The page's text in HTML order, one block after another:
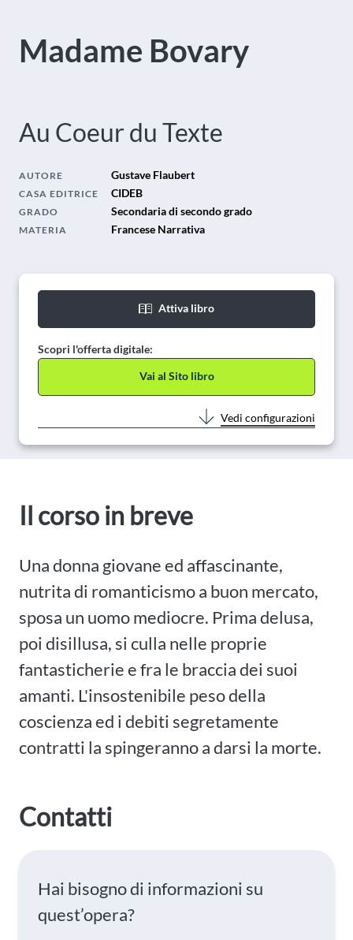
Madame Bovary
Au Coeur du Texte
AUTORE Gustave Flaubert
CASA EDITRICE CIDEB
GRADO Secondaria di secondo grado
MATERIA Francese Narrativa
Attiva libro
Scopri l'offerta digitale:
Vai al Sito libro
Vedi configurazioni
Il corso in breve
Una donna giovane ed affascinante,
nutrita di romanticismo a buon mercato,
sposa un uomo mediocre. Prima delusa,
poi disillusa, si culla nelle proprie
fantasticherie e fra le braccia dei suoi
amanti. L'insostenibile peso della
coscienza ed i debiti segretamente
contratti la spingeranno a darsi la morte.
Contatti
Hai bisogno di informazioni su
quest’opera?